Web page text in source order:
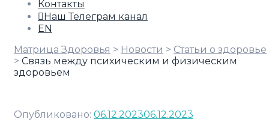
Контакты
Наш Телеграм канал
EN
Матрица Здоровья > Новости > Статьи о здоровье
> Связь между психическим и физическим
здоровьем
Опубликовано: 06.12.202306.12.2023